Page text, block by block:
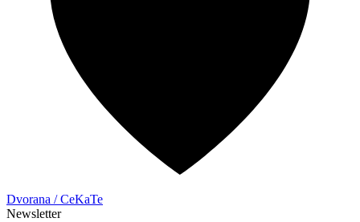
Dvorana / CeKaTe
Newsletter